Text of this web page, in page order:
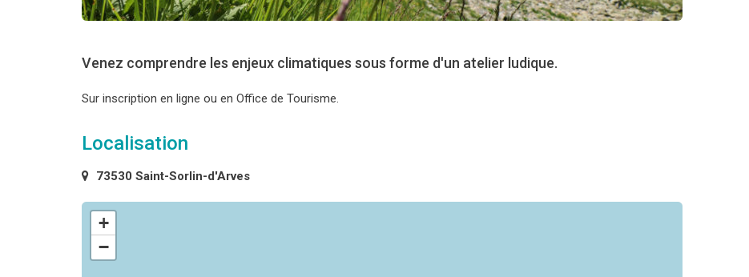
Venez comprendre les enjeux climatiques sous forme d'un atelier ludique.
Sur inscription en ligne ou en Office de Tourisme.
Localisation
73530 Saint-Sorlin-d'Arves
+
−